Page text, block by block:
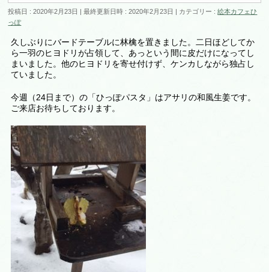
投稿日 : 2020年2月23日 最終更新日時 : 2020年2月23日 カテゴリー :絵本カフェひ
っぽ
久しぶりにバードテーブルに林檎を置きました。二日ほどしてか
ら一羽のヒヨドリが占領して、あっという間に皮だけになってし
まいました。他のヒヨドリを寄せ付けず、ケンカしながら独占し
ていました。
今週（24日まで）の「ひっぽパスタ」はアサリの和風生姜です。
ご来店お待ちしております。